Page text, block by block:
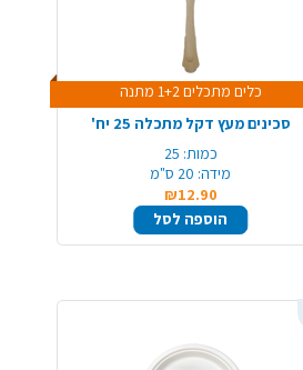
כלים מתכלים 1+2 מתנה
סכינים מעץ דקל מתכלה 25 יח'
כמות: 25
מידה: 20 ס"מ
₪12.90
הוספה לסל